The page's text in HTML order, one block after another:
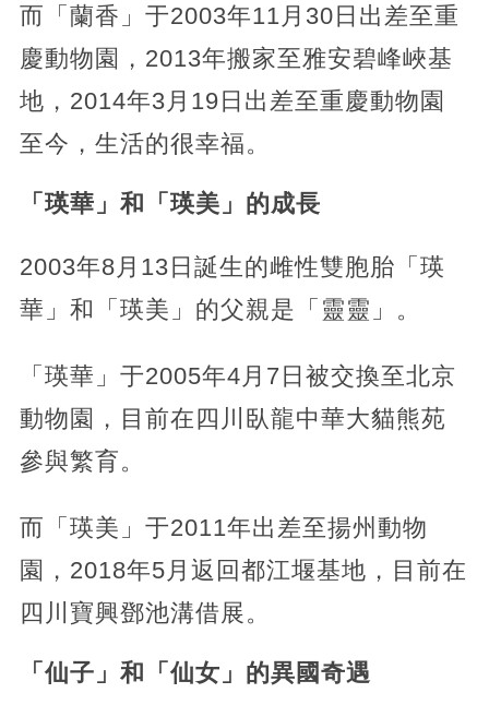
而「蘭香」于2003年11月30日出差至重
慶動物園，2013年搬家至雅安碧峰峽基
地，2014年3月19日出差至重慶動物園
至今，生活的很幸福。
「瑛華」和「瑛美」的成長
2003年8月13日誕生的雌性雙胞胎「瑛
華」和「瑛美」的父親是「靈靈」。
「瑛華」于2005年4月7日被交換至北京
動物園，目前在四川臥龍中華大貓熊苑
參與繁育。
而「瑛美」于2011年出差至揚州動物
園，2018年5月返回都江堰基地，目前在
四川寶興鄧池溝借展。
「仙子」和「仙女」的異國奇遇